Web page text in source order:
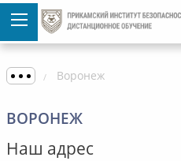
Воронеж
ВОРОНЕЖ
Наш адрес